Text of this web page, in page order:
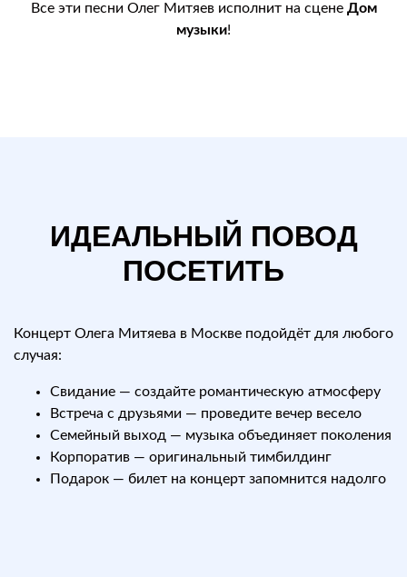
Все эти песни Олег Митяев исполнит на сцене Дом
музыки!
ИДЕАЛЬНЫЙ ПОВОД
ПОСЕТИТЬ
Концерт Олега Митяева в Москве подойдёт для любого
случая:
Свидание — создайте романтическую атмосферу
Встреча с друзьями — проведите вечер весело
Семейный выход — музыка объединяет поколения
Корпоратив — оригинальный тимбилдинг
Подарок — билет на концерт запомнится надолго